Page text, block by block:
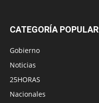
CATEGORÍA POPULAR
Gobierno
Noticias
25HORAS
Nacionales